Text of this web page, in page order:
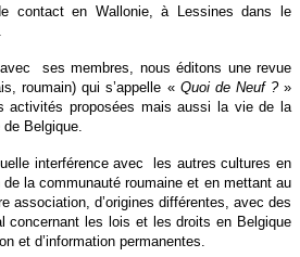
contact en Wallonie, à Lessines dans le
ses membres, nous éditons une revue
roumain) qui s’appelle « Quoi de Neuf ?»
activités proposées mais aussi la vie de la
Belgique.
interférence avec les autres cultures en
la communauté roumaine et en mettant au
association, d’origines différentes, avec des
concernant les lois et les droits en Belgique
et d’information permanentes.